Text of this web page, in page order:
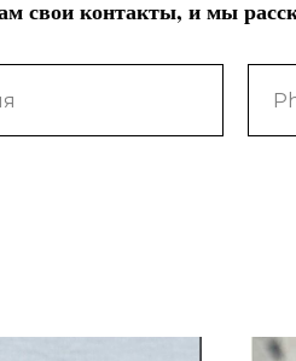
свои контакты, и мы